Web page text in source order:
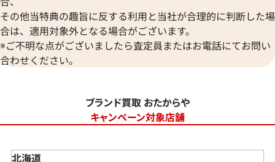
その他当特典の趣旨に反する利用と当社が合理的に判断した場
合は、適用対象外となる場合がございます。
※ご不明な点がございましたら査定員またはお電話にてお問い
合わせください。
ブランド買取 おたからや
キャンペーン対象店舗
北海道